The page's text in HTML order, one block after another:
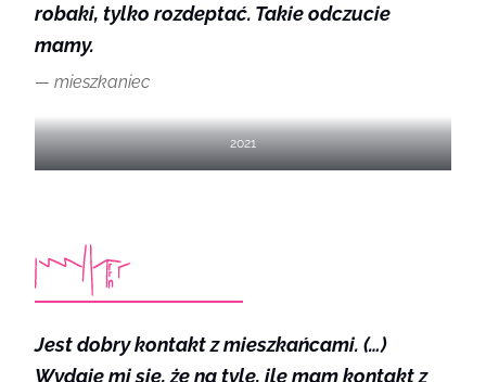
robaki, tylko rozdeptać. Takie odczucie
mamy.
mieszkaniec
2021
Jest dobry kontakt z mieszkańcami. (…)
Wydaje mi się, że na tyle, ile mam kontakt z